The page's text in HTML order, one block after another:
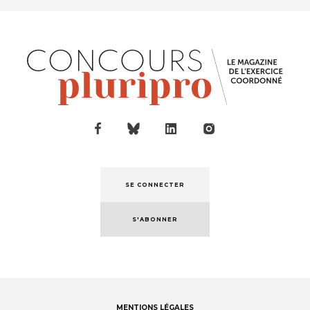
SE CONNECTER
S'ABONNER
MENTIONS LÉGALES